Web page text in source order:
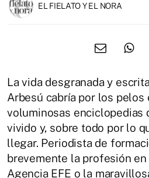
EL FIELATO Y EL NORA
La vida desgranada y
Arbesú cabría por los pelos
voluminosas enciclopedias
vivido y, sobre todo por lo
llegar. Periodista de
brevemente la profesión
Agencia EFE o la